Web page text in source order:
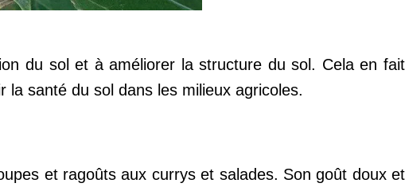
du sol et à améliorer la structure du sol. Cela en fait
santé du sol dans les milieux agricoles.
et ragoûts aux currys et salades. Son goût doux et